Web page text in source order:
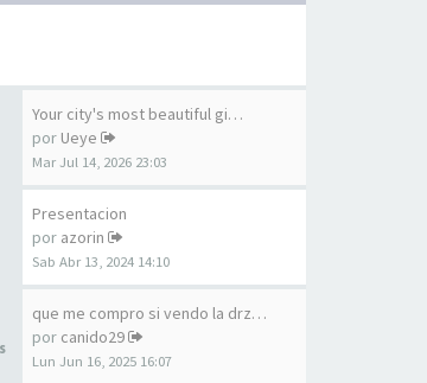
Your city's most beautiful gi…
por Ueye
Mar Jul 14, 2026 23:03
Presentacion
por azorin
Sab Abr 13, 2024 14:10
que me compro si vendo la drz…
por canido29
Lun Jun 16, 2025 16:07